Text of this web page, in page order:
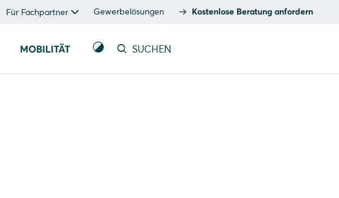
Für Fachpartner Gewerbelösungen Kostenlose Beratung anfordern
MOBILITÄT SUCHEN